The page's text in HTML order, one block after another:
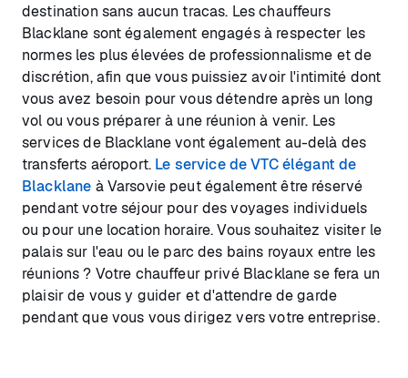
destination sans aucun tracas. Les chauffeurs
Blacklane sont également engagés à respecter les
normes les plus élevées de professionnalisme et de
discrétion, afin que vous puissiez avoir l'intimité dont
vous avez besoin pour vous détendre après un long
vol ou vous préparer à une réunion à venir. Les
services de Blacklane vont également au-delà des
transferts aéroport. Le service de VTC élégant de
Blacklane à Varsovie peut également être réservé
pendant votre séjour pour des voyages individuels
ou pour une location horaire. Vous souhaitez visiter le
palais sur l'eau ou le parc des bains royaux entre les
réunions ? Votre chauffeur privé Blacklane se fera un
plaisir de vous y guider et d'attendre de garde
pendant que vous vous dirigez vers votre entreprise.